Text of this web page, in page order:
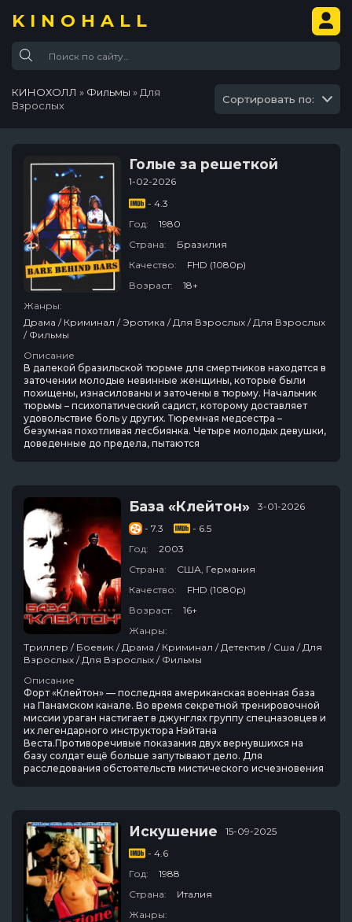
KINOHALL
КИНОХОЛЛ » Фильмы » Для
Взрослых
Сортировать по:
Голые за решеткой
1-02-2026
- 4.3
Год:
1980
Страна:
Бразилия
Качество:
FHD (1080p)
Возраст:
18+
Жанры:
Драма / Криминал / Эротика / Для Взрослых / Для Взрослых
/ Фильмы
Описание
В далекой бразильской тюрьме для смертников находятся в
заточении молодые невинные женщины, которые были
похищены, изнасилованы и заточены в тюрьму. Начальник
тюрьмы – психопатический садист, которому доставляет
удовольствие боль у других. Тюремная медсестра –
безумная похотливая лесбиянка. Четыре молодых девушки,
доведенные до предела, пытаются
База «Клейтон»
3-01-2026
- 7.3
- 6.5
Год:
2003
Страна:
США, Германия
Качество:
FHD (1080p)
Возраст:
16+
Жанры:
Триллер / Боевик / Драма / Криминал / Детектив / Сша / Для
Взрослых / Для Взрослых / Фильмы
Описание
Форт «Клейтон» — последняя американская военная база
на Панамском канале. Во время секретной тренировочной
миссии ураган настигает в джунглях группу спецназовцев и
их легендарного инструктора Нэйтана
Веста.Противоречивые показания двух вернувшихся на
базу солдат ещё больше запутывают дело. Для
расследования обстоятельств мистического исчезновения
Искушение
15-09-2025
- 4.6
Год:
1988
Страна:
Италия
Жанры: